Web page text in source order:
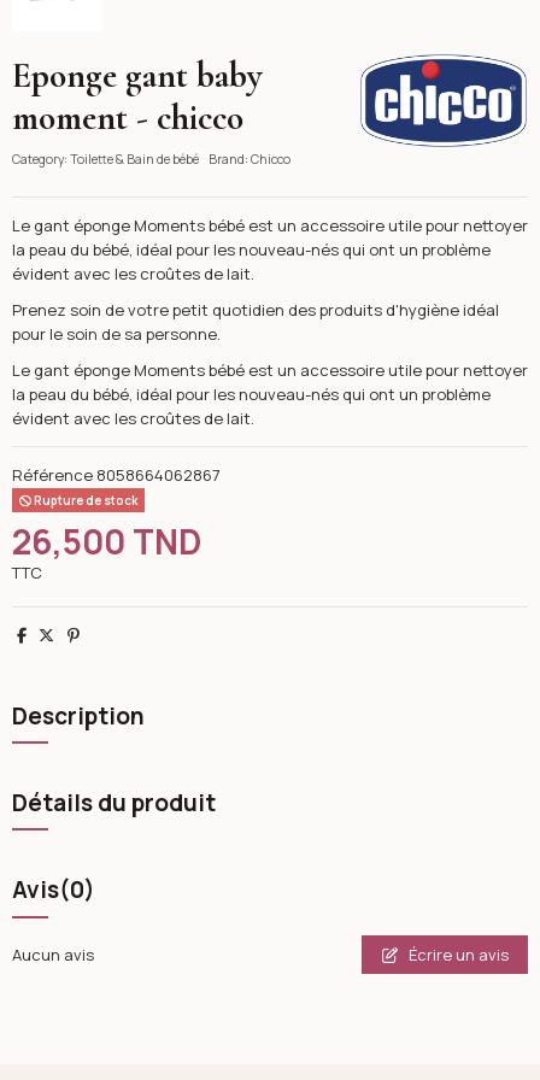
Chicco
Eponge gant baby
moment - chicco
Category: Toilette & Bain de bébé Brand: Chicco
Le gant éponge Moments bébé est un accessoire utile pour nettoyer
la peau du bébé, idéal pour les nouveau-nés qui ont un problème
évident avec les croûtes de lait.
Prenez soin de votre petit quotidien des produits d'hygiène idéal
pour le soin de sa personne.
Le gant éponge Moments bébé est un accessoire utile pour nettoyer
la peau du bébé, idéal pour les nouveau-nés qui ont un problème
évident avec les croûtes de lait.
Référence 8058664062867
Rupture de stock
26,500 TND
TTC
Partager
TweetPinterest
Description
Détails du produit
Avis(0)
Aucun avis Écrire un avis